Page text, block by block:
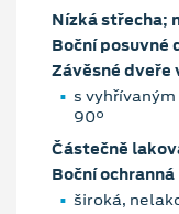
Nízká střecha;
Boční posuvné
Závěsné dveře
s
90°
Částečně
Boční
široká,